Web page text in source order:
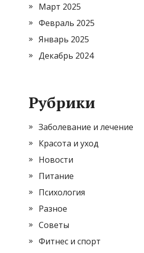
Март 2025
Февраль 2025
Январь 2025
Декабрь 2024
Рубрики
Заболевание и лечение
Красота и уход
Новости
Питание
Психология
Разное
Советы
Фитнес и спорт